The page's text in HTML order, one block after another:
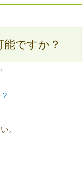
ですか？
。